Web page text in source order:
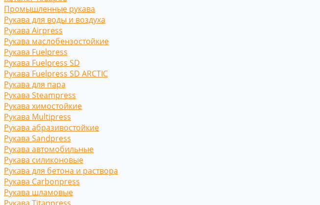
Промышленные рукава
Рукава для воды и воздуха
Рукава Airpress
Рукава маслобензостойкие
Рукава Fuelpress
Рукава Fuelpress SD
Рукава Fuelpress SD ARCTIC
Рукава для пара
Рукава Steampress
Рукава химостойкие
Рукава Multipress
Рукава абразивостойкие
Рукава Sandpress
Рукава автомобильные
Рукава силиконовые
Рукава для бетона и раствора
Рукава Carbonpress
Рукава шламовые